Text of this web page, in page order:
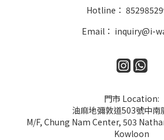
Hotline：
Email： inquiry@i-
門市 Location:
油麻地彌敦道503號中南
M/F, Chung Nam Center, 503
Kowloon